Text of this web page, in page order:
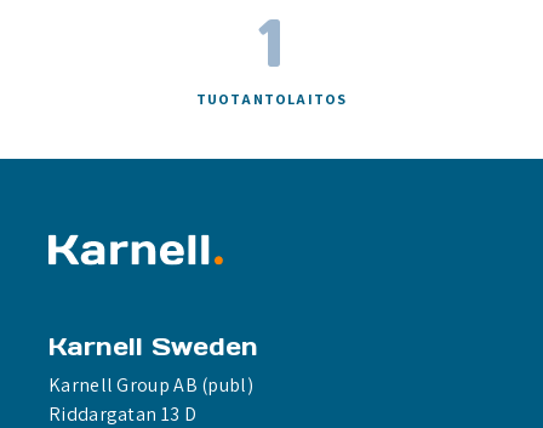
1
TUOTANTOLAITOS
Karnell Sweden
Karnell Group AB (publ)
Riddargatan 13 D